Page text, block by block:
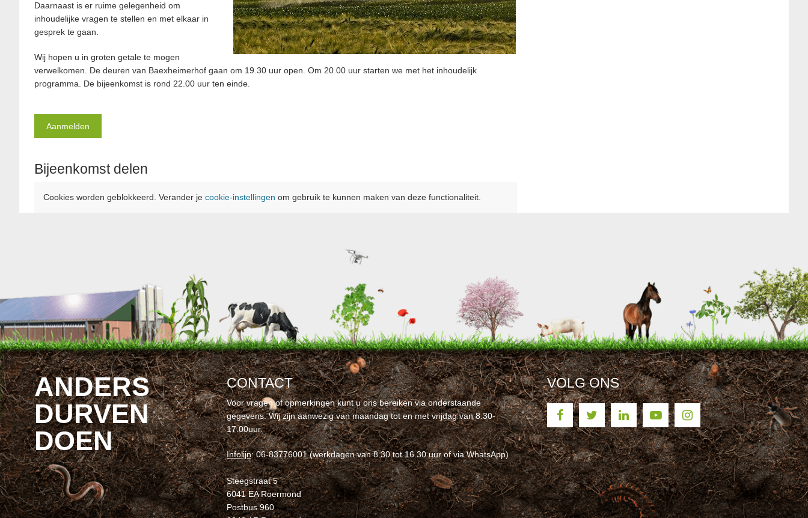
Daarnaast is er ruime gelegenheid om
inhoudelijke vragen te stellen en met elkaar in
gesprek te gaan.
Wij hopen u in groten getale te mogen
verwelkomen. De deuren van Baexheimerhof gaan om 19.30 uur open. Om 20.00 uur starten we met het inhoudelijk
programma. De bijeenkomst is rond 22.00 uur ten einde.
Aanmelden
Bijeenkomst delen
Cookies worden geblokkeerd. Verander je cookie-instellingen om gebruik te kunnen maken van deze functionaliteit.
ANDERS
DURVEN
DOEN
CONTACT
Voor vragen of opmerkingen kunt u ons bereiken via onderstaande
gegevens. Wij zijn aanwezig van maandag tot en met vrijdag van 8.30-
17.00uur.
Infolijn: 06-83776001 (werkdagen van 8.30 tot 16.30 uur of via WhatsApp)
Steegstraat 5
6041 EA Roermond
Postbus 960
VOLG ONS